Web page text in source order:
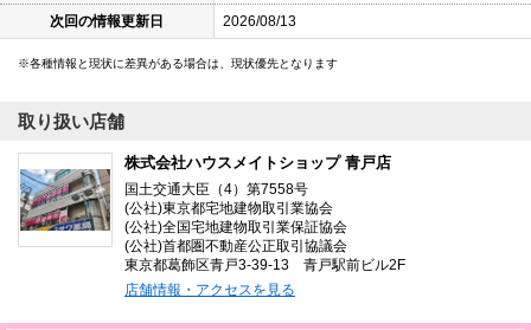
次回の情報更新日 2026/08/13
各種情報と現状に差異がある場合は、現状優先となります
取り扱い店舗
株式会社ハウスメイトショップ 青戸店
国土交通大臣（4）第7558号
(公社)東京都宅地建物取引業協会
(公社)全国宅地建物取引業保証協会
(公社)首都圏不動産公正取引協議会
東京都葛飾区青戸3-39-13 青戸駅前ビル2F
店舗情報・アクセスを見る